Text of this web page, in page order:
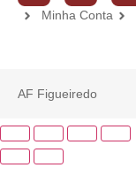
Minha Conta
AF Figueiredo